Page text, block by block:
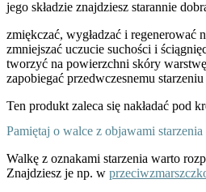
jego składzie znajdziesz starannie
zmiękczać, wygładzać i regenerować
zmniejszać uczucie suchości i
tworzyć na powierzchni skóry
zapobiegać przedwczesnemu
Ten produkt zaleca się nakładać pod
Pamiętaj o walce z objawami starzenia
Walkę z oznakami starzenia warto
Znajdziesz je np. w